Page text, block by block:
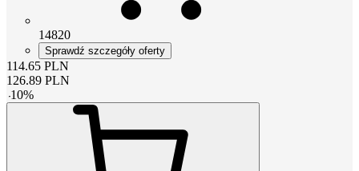
14820
Sprawdź szczegóły oferty
114.65 PLN
126.89 PLN
-10%